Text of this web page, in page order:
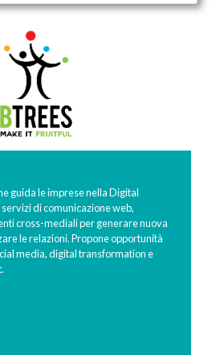
guida le imprese nella Digital
di comunicazione web,
cross-mediali per generare nuova
le relazioni. Propone opportunità
media, digital transformation e